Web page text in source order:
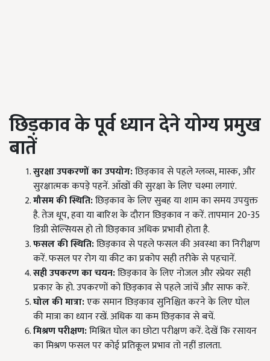
छिड़काव के पूर्व ध्यान देने योग्य प्रमुख
बातें
सुरक्षा उपकरणों का उपयोग:छिड़काव से पहले ग्लव्स, मास्क, और
सुरक्षात्मक कपड़े पहनें. आँखों की सुरक्षा के लिए चश्मा लगाएं.
मौसम की स्थिति:छिड़काव के लिए सुबह या शाम का समय उपयुक्त
है. तेज धूप, हवा या बारिश के दौरान छिड़काव न करें. तापमान 20-35
डिग्री सेल्सियस हो तो छिड़काव अधिक प्रभावी होता है.
फसल की स्थिति:छिड़काव से पहले फसल की अवस्था का निरीक्षण
करें. फसल पर रोग या कीट का प्रकोप सही तरीके से पहचानें.
सही उपकरण का चयन:छिड़काव के लिए नोजल और स्प्रेयर सही
प्रकार के हो. उपकरणों को छिड़काव से पहले जांचें और साफ करें.
घोल की मात्रा:एक समान छिड़काव सुनिश्चित करने के लिए घोल
की मात्रा का ध्यान रखें. अधिक या कम छिड़काव से बचें.
मिश्रण परीक्षण:मिश्रित घोल का छोटा परीक्षण करें. देखें कि रसायन
का मिश्रण फसल पर कोई प्रतिकूल प्रभाव तो नहीं डालता.